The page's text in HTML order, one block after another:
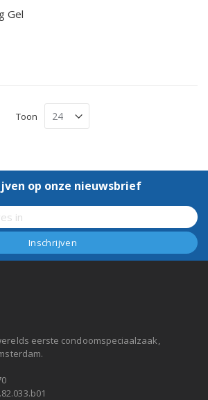
Gel
Toon
op onze nieuwsbrief
eerste condoomspeciaalzaak,